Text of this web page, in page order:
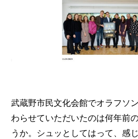
武蔵野市民文化会館でオラフソ
わらせていただいたのは何年前
うか。シュッとしてはって、感